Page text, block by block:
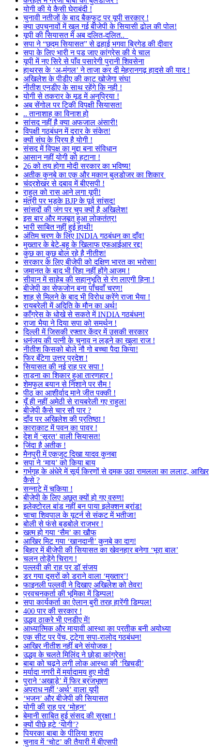
योगी की ये कैसी घेराबंदी !
चुनावी नतीजों के बाद बैकफुट पर यूपी सरकार !
क्या उपचुनावों में खुल गई बीजेपी के सियासी ढोल की पोल!
यूपी की सियासत में अब दलित-दलित..
सपा ने “छद्म सियासत” से ढहाई भगवा ब्रिगेड की दीवार
सपा के लिए भारी न पड जाए कांग्रेस की ये चाल
यूपी में नए सिरे से पाँव पसारेगी पुरानी शिवसेना
हाथरस के ‘अ-मंगल’ ने ताजा कर दी मेहरानगढ़ हादसे की याद !
अखिलेश के पीडीए की काट खोजेगा संघ!
नीतीश एनडीए के साथ रहेंगे कि नही !
योगी से तकरार के मूड में अनुप्रिया !
अब सेंगोल पर टिकी विपक्षी सियासत!
.. तानाशाह का विनाश हो
सांसद नहीं है क्या अफजाल अंसारी!
विपक्षी गठबंधन में दरार के संकेत!
क्यों संघ के प्रिय है योगी !
संसद में विपक्ष का मुद्दा बना संविधान
आसान नहीं योगी को हटाना !
26 को तय होगा मोदी सरकार का भविष्य!
अतीक कुनबे का एक और मकान बुलडोजर का शिकार
चंद्रशेखर से दबाव में बीएसपी !
राहुल को रास आने लगा यूपी!
मंत्री पर भड़के BJP के पूर्व सांसद!
सांसदों की जंग पर चुप क्यों है अखिलेश!
इस बार और मजबूत हुआ लोकतंत्र!
भारी साबित नहीं हुई हाथी!
अंतिम चरण के लिए INDIA गठबंधन का दाँव!
मुख्तार के बेटे-बहू के खिलाफ एफआईआर रद्द!
कुछ का कुछ बोल रहे है नीतीश!
सरकार के लिए बीजेपी को दक्षिण भारत का भरोसा!
जमानत के बाद भी रिहा नहीं होंगे आजम !
सीवान में साहेब की सहानुभूति से रंग लाएगी हिना !
बीजेपी का सेफजोन बना पाँचवाँ चरण!
शाह से मिलने के बाद भी विरोध करेंगे राजा भैया !
रायबरेली में अदिति के मौन का अर्थ!
काँग्रेस के धोखे से सकते में INDIA गठबंधन!
राजा भैया ने दिया सपा को समर्थन !
दिल्ली में जिसकी रफ्तार केंद्र में उसकी सरकार
धनंजय की पत्नी के चुनाव न लड़ने का खुला राज !
नीतीश किसको बोले नौ गो बच्चा पैदा किया!
फिर बँटेगा उत्तर प्रदेश !
सियासत की नई राह पर सपा !
ताड़ना का शिकार हुआ तारणहार !
शेमफुल बयान से निशाने पर सैम !
पीठ का आशीर्वाद माने जीत पक्की !
यूँ ही नहीं अमेठी से रायबरेली गए राहुल!
बीजेपी कैसे चार सौ पार ?
दाँव पर अखिलेश की प्रतिष्ठा !
काराकाट में पवन का पावर !
देश में ‘सूरत’ वाली सियासत!
जिंदा है अतीक !
मैनपुरी में एकजुट दिखा यादव कुनबा
सपा ने ‘माय’ को किया बाय
गर्भगृह के अंधेरे में सूर्य किरणों से दमक उठा रामलला का ललाट, आखिर
कैसे ?
सन्नाटे में चकिया !
बीजेपी के लिए अछूत क्यों हो गए वरुण!
इलेक्टोरल बांड नहीं बन पाया इलेक्शन ब्रांड!
चाचा शिवपाल के यूटर्न से संकट में भतीजा!
बोली से फंसे बड़बोले राजभर !
खत्म हो गया ‘सैम’ का खौफ
आखिर मिट गया ‘खानदानी’ कुनबे का दाग!
बिहार में बीजेपी की सियासत का खेवनहार बनेगा ‘भूरा बाल’
चलन तोड़ेंगे चिराग !
पल्लवी की राह पर डॉ संजय
डर गया दूसरों को डराने वाला ‘मुख्तार’!
फाइनली पल्लवी ने दिखाए अखिलेश को तेवर!
प्रवचनकर्ता की भूमिका में डिम्पल!
सपा कार्यकर्ता का ऐलान बुरी तरह हारेंगी डिम्पल!
400 पार की सरकार !
उद्धव ठाकरे भी एनडीए में!
आध्यात्मिक और मायावी आस्था का प्रतीक बनी अयोध्या
एक सीट पर पेंच, टूटेगा सपा-रालोद गठबंधन!
आखिर नीतीश नहीं बने संयोजक !
उद्धव के चलते मिलिंद ने छोड़ा कांग्रेस!
बाबा को चढ़ने लगी लोक आस्था की ‘खिचड़ी’
मर्यादा नगरी में मर्यादामय हुए मोदी
पुराने ‘अखाड़े’ में फिर ब्रजभूषण
अपराध नहीं ‘अर्थ’ वाला यूपी
‘भजन’ और बीजेपी की सियासत
योगी की राह पर ‘मोहन’
बेमानी साबित हुई संसद की सुरक्षा !
क्यों पीछे हटे ‘योगी’?
पियरका बाबा के पीलिया श्राप
चुनाव में ‘चोट’ की तैयारी में बीएसपी